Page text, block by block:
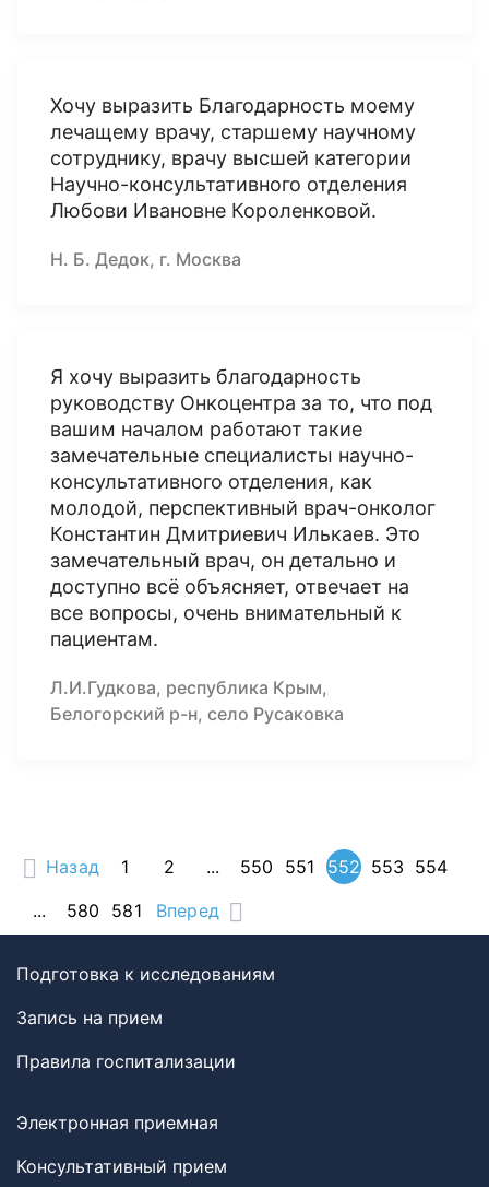
Хочу выразить Благодарность моему
лечащему врачу, старшему научному
сотруднику, врачу высшей категории
Научно-консультативного отделения
Любови Ивановне Короленковой.
Н. Б. Дедок, г. Москва
Я хочу выразить благодарность
руководству Онкоцентра за то, что под
вашим началом работают такие
замечательные специалисты научно-
консультативного отделения, как
молодой, перспективный врач-онколог
Константин Дмитриевич Илькаев. Это
замечательный врач, он детально и
доступно всё объясняет, отвечает на
все вопросы, очень внимательный к
пациентам.
Л.И.Гудкова, республика Крым,
Белогорский р-н, село Русаковка
Назад 1 2 ... 550 551 552 553 554
...
580 581 Вперед
Подготовка к исследованиям
Запись на прием
Правила госпитализации
Электронная приемная
Консультативный прием